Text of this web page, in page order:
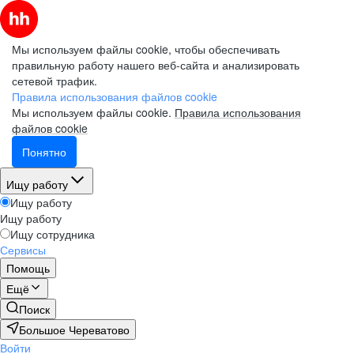
Мы используем файлы cookie, чтобы обеспечивать
правильную работу нашего веб-сайта и анализировать
сетевой трафик.
Правила использования файлов cookie
Мы используем файлы cookie. Правила использования
файлов cookie
Понятно
Ищу работу
Ищу работу
Ищу работу
Ищу сотрудника
Сервисы
Помощь
Ещё
Поиск
Большое Череватово
Войти